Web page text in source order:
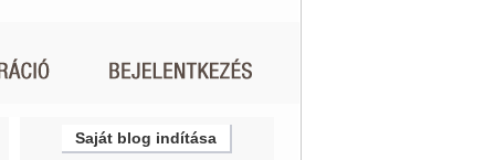
Saját blog indítása